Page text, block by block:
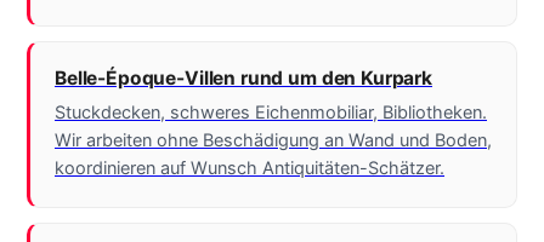
Belle-Époque-Villen rund um den Kurpark
Stuckdecken, schweres Eichenmobiliar, Bibliotheken.
Wir arbeiten ohne Beschädigung an Wand und Boden,
koordinieren auf Wunsch Antiquitäten-Schätzer.